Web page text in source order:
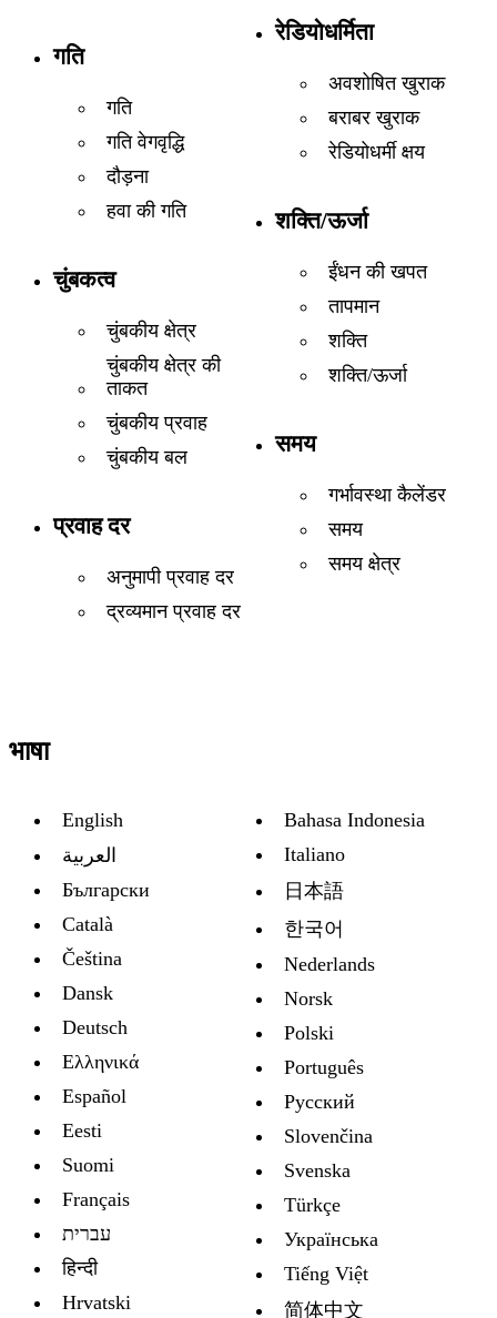
गति
गति
गति वेगवृद्धि
दौड़ना
हवा की गति
चुंबकत्व
चुंबकीय क्षेत्र
चुंबकीय क्षेत्र की
ताकत
चुंबकीय प्रवाह
चुंबकीय बल
प्रवाह दर
अनुमापी प्रवाह दर
द्रव्यमान प्रवाह दर
रेडियोधर्मिता
अवशोषित खुराक
बराबर खुराक
रेडियोधर्मी क्षय
शक्ति/ऊर्जा
ईंधन की खपत
तापमान
शक्ति
शक्ति/ऊर्जा
समय
गर्भावस्था कैलेंडर
समय
समय क्षेत्र
भाषा
English
العربية
Български
Català
Čeština
Dansk
Deutsch
Ελληνικά
Español
Eesti
Suomi
Français
עברית
हिन्दी
Hrvatski
Bahasa Indonesia
Italiano
日本語
한국어
Nederlands
Norsk
Polski
Português
Русский
Slovenčina
Svenska
Türkçe
Украïнська
Tiếng Việt
简体中文